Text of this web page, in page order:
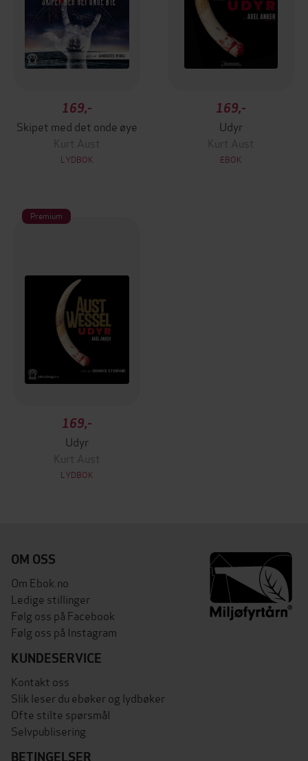
169,-
Skipet med det onde øye
Kurt Aust
LYDBOK
169,-
Udyr
Kurt Aust
EBOK
Premium
169,-
Udyr
Kurt Aust
LYDBOK
OM OSS
Om Ebok.no
Ledige stillinger
Følg oss på Facebook
Følg oss på Instagram
KUNDESERVICE
Kontakt oss
Slik leser du ebøker og lydbøker
Ofte stilte spørsmål
Selvpublisering
BETINGELSER